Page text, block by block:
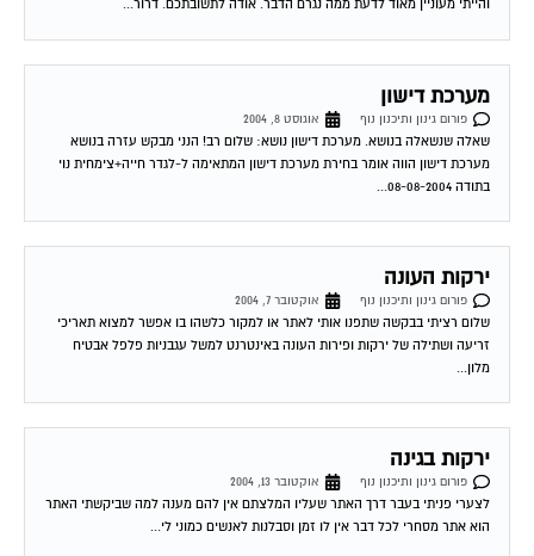
מערכת דישון
פורום גינון ותיכנון נוף
שאלה שנשאלה בנושא. מערכת דישון נושא: שלום רב! הנני מבקש עזרה בנושא
מערכת דישון הווה אומר בחירת מערכת דישון המתאימה ל-לגדר חייה+צימחית נוי
בתודה 08-08-2004...
ירקות העונה
פורום גינון ותיכנון נוף
שלום רציתי בבקשה שתפנו אותי לאתר או למקור כלשהו בו אפשר למצוא תאריכי
זריעה ושתילה של ירקות ופירות העונה באינטרנט למשל עגבניות פלפל אבטיח
מלון...
ירקות בגינה
פורום גינון ותיכנון נוף
לצערי פניתי בעבר דרך האתר שעליו המלצתם אין להם מענה למה שביקשתי האתר
הוא אתר מסחרי לכל דבר אין לו זמן וסבלנות לאנשים כמוני לי...